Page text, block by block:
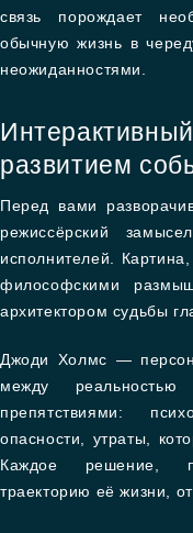
связь порождает
обычную жизнь в
неожиданностями.
развитием
Перед вами
режиссёрский
исполнителей.
философскими
архитектором судьбы
Джоди Холмс —
между
препятствиями:
опасности, утраты,
Каждое решение,
траекторию её жизни,